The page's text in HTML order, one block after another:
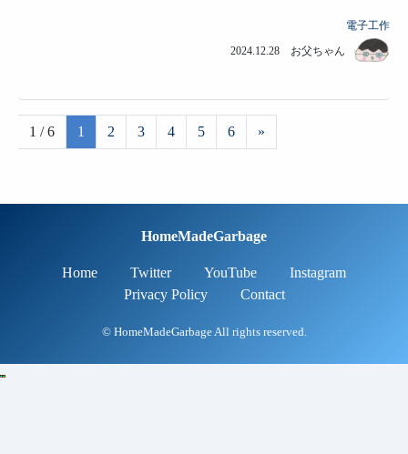
電子工作
2024.12.28 お父ちゃん
1 / 6 1 2 3 4 5 6 »
HomeMadeGarbage
Home Twitter YouTube
Instagram
Privacy Policy
Contact
© HomeMadeGarbage All rights reserved.